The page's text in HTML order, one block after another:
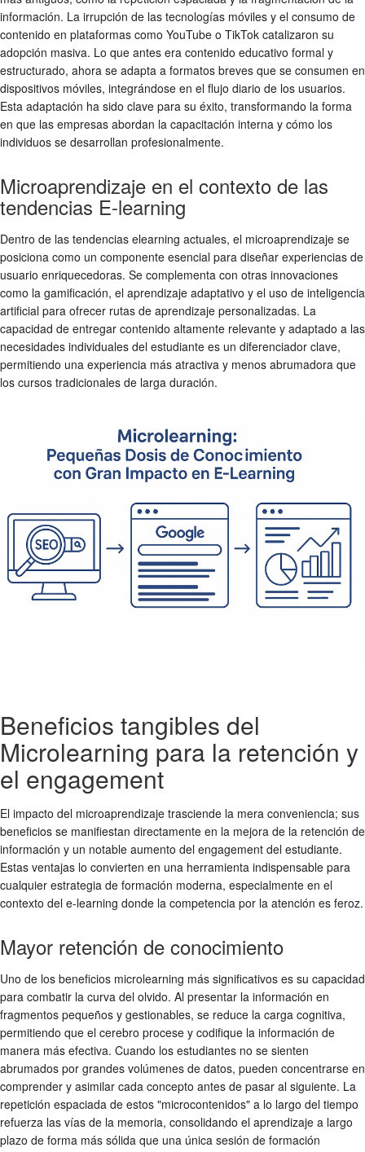
información. La irrupción de las tecnologías móviles y el consumo de
contenido en plataformas como YouTube o TikTok catalizaron su
adopción masiva. Lo que antes era contenido educativo formal y
estructurado, ahora se adapta a formatos breves que se consumen en
dispositivos móviles, integrándose en el flujo diario de los usuarios.
Esta adaptación ha sido clave para su éxito, transformando la forma
en que las empresas abordan la capacitación interna y cómo los
individuos se desarrollan profesionalmente.
Microaprendizaje en el contexto de las
tendencias E-learning
Dentro de las tendencias elearning actuales, el microaprendizaje se
posiciona como un componente esencial para diseñar experiencias de
usuario enriquecedoras. Se complementa con otras innovaciones
como la gamificación, el aprendizaje adaptativo y el uso de inteligencia
artificial para ofrecer rutas de aprendizaje personalizadas. La
capacidad de entregar contenido altamente relevante y adaptado a las
necesidades individuales del estudiante es un diferenciador clave,
permitiendo una experiencia más atractiva y menos abrumadora que
los cursos tradicionales de larga duración.
Beneficios tangibles del
Microlearning para la retención y
el engagement
El impacto del microaprendizaje trasciende la mera conveniencia; sus
beneficios se manifiestan directamente en la mejora de la retención de
información y un notable aumento del engagement del estudiante.
Estas ventajas lo convierten en una herramienta indispensable para
cualquier estrategia de formación moderna, especialmente en el
contexto del e-learning donde la competencia por la atención es feroz.
Mayor retención de conocimiento
Uno de los beneficios microlearning más significativos es su capacidad
para combatir la curva del olvido. Al presentar la información en
fragmentos pequeños y gestionables, se reduce la carga cognitiva,
permitiendo que el cerebro procese y codifique la información de
manera más efectiva. Cuando los estudiantes no se sienten
abrumados por grandes volúmenes de datos, pueden concentrarse en
comprender y asimilar cada concepto antes de pasar al siguiente. La
repetición espaciada de estos "microcontenidos" a lo largo del tiempo
refuerza las vías de la memoria, consolidando el aprendizaje a largo
plazo de forma más sólida que una única sesión de formación